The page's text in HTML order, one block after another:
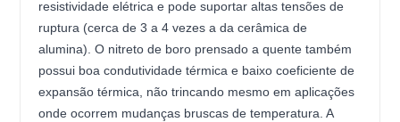
resistividade elétrica e pode suportar altas tensões de
ruptura (cerca de 3 a 4 vezes a da cerâmica de
alumina). O nitreto de boro prensado a quente também
possui boa condutividade térmica e baixo coeficiente de
expansão térmica, não trincando mesmo em aplicações
onde ocorrem mudanças bruscas de temperatura. A